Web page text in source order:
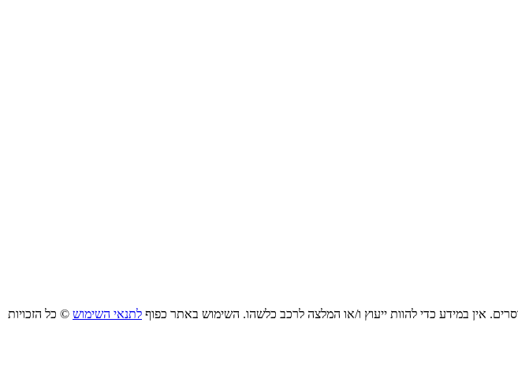
אין במידע כדי להוות ייעוץ ו/או המלצה לרכב כלשהו. השימוש באתר כפוף לתנאי השימוש © כל הזכויות